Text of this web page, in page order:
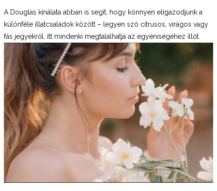
A Douglas kínálata abban is segít, hogy könnyen eligazodjunk a
különféle illatcsaládok között – legyen szó citrusos, virágos vagy
fás jegyekről, itt mindenki megtalálhatja az egyéniségéhez illőt.